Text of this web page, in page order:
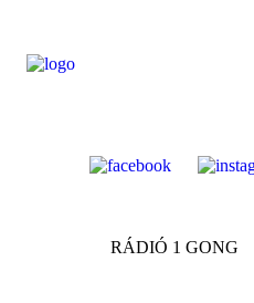
RÁDIÓ 1 GONG